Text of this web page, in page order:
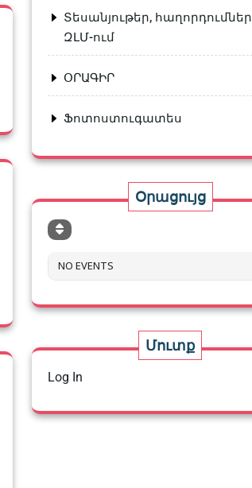
Տեսանյութեր, հաղորդումներ
ԶԼՄ-ում
ՕՐԱԳԻՐ
Ֆոտոստուգատես
Օրացույց
NO EVENTS
Մուտք
Log In